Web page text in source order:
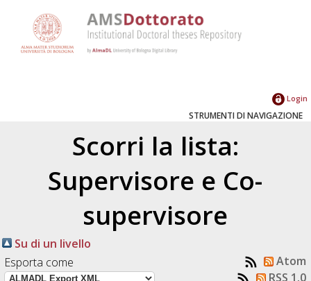
Login
STRUMENTI DI NAVIGAZIONE
Scorri la lista:
Supervisore e Co-
supervisore
Su di un livello
Esporta come
Atom
RSS 1.0